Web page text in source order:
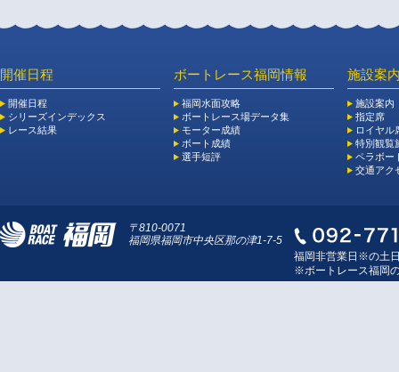
開催日程
開催日程
シリーズインデックス
レース結果
ボートレース福岡情報
福岡水面攻略
ボートレース場データ集
モーター成績
ボート成績
選手短評
施設案
施設案内
指定席
ロイヤル
特別観覧
ペラボー
交通アク
〒810-0071
福岡県福岡市中央区那の津1-7-5
福岡非営業日※の土
※ボートレース福岡